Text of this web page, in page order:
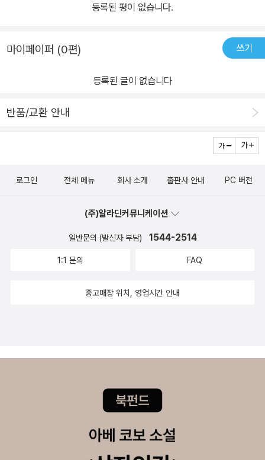
등록된 평이 없습니다.
마이페이퍼 (0편) 쓰기
등록된 글이 없습니다
반품/교환 안내
로그인 전체 메뉴 회사 소개 출판사 안내 PC 버전
(주)알라딘커뮤니케이션
일반문의 (발신자 부담) 1544-2514
1:1 문의 FAQ
중고매장 위치, 영업시간 안내